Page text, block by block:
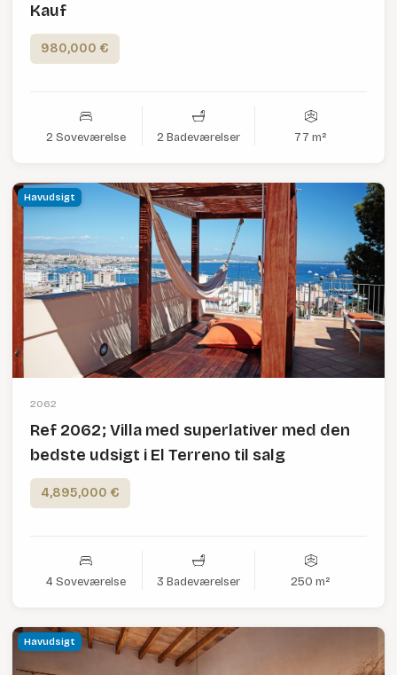
Kauf
980,000 €
2 Soveværelse 2 Badeværelser 77 m²
Havudsigt
2062
Ref 2062; Villa med superlativer med den
bedste udsigt i El Terreno til salg
4,895,000 €
4 Soveværelse 3 Badeværelser 250 m²
Havudsigt